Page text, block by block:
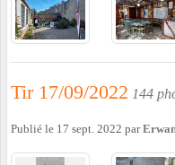
Tir 17/09/2022 144
Publié le 17 sept. 2022 par